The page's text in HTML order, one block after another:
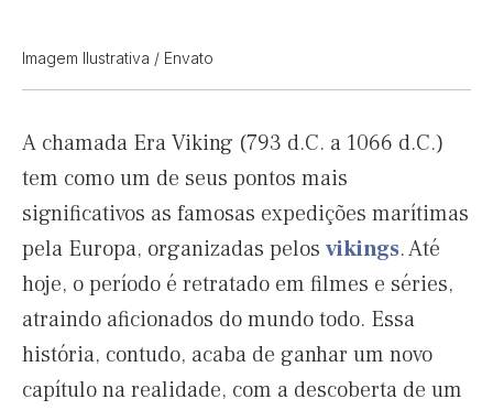
Imagem Ilustrativa / Envato
A chamada Era Viking (793 d.C. a 1066 d.C.)
tem como um de seus pontos mais
significativos as famosas expedições marítimas
pela Europa, organizadas pelos vikings. Até
hoje, o período é retratado em filmes e séries,
atraindo aficionados do mundo todo. Essa
história, contudo, acaba de ganhar um novo
capítulo na realidade, com a descoberta de um